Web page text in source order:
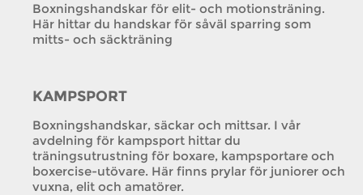
Boxningshandskar för elit- och motionsträning.
Här hittar du handskar för såväl sparring som
mitts- och säckträning
KAMPSPORT
Boxningshandskar, säckar och mittsar. I vår
avdelning för kampsport hittar du
träningsutrustning för boxare, kampsportare och
boxercise-utövare. Här finns prylar för juniorer och
vuxna, elit och amatörer.